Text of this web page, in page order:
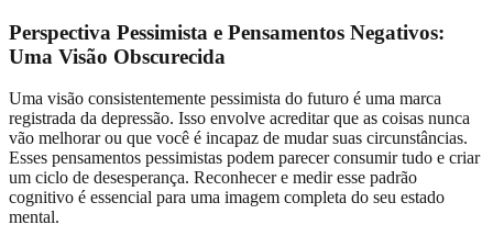
Perspectiva Pessimista e Pensamentos Negativos:
Uma Visão Obscurecida
Uma visão consistentemente pessimista do futuro é uma marca
registrada da depressão. Isso envolve acreditar que as coisas nunca
vão melhorar ou que você é incapaz de mudar suas circunstâncias.
Esses pensamentos pessimistas podem parecer consumir tudo e criar
um ciclo de desesperança. Reconhecer e medir esse padrão
cognitivo é essencial para uma imagem completa do seu estado
mental.